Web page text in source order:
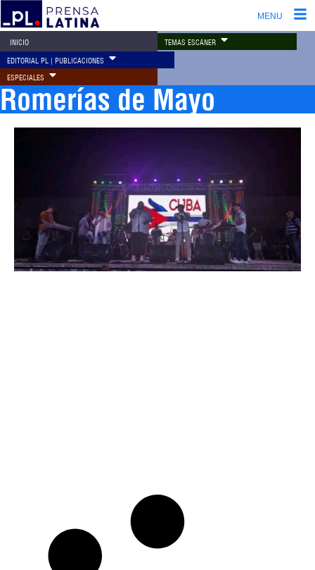
MENU
INICIO TEMAS ESCÁNER
EDITORIAL PL | PUBLICACIONES
ESPECIALES
Romerías de Mayo